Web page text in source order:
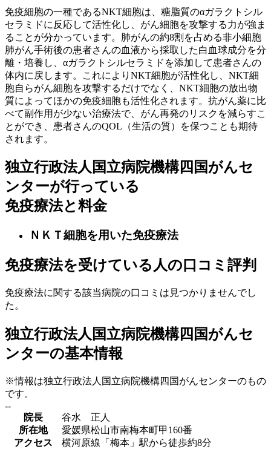
免疫細胞の一種であるNKT細胞は、糖脂質のαガラクトシル
セラミドに反応して活性化し、がん細胞を攻撃する力が強ま
ることが分かっています。肺がんの約8割を占める非小細胞
肺がん手術後の患者さんの血液から採取した白血球成分を分
離・培養し、αガラクトシルセラミドを添加して患者さんの
体内に戻します。これによりNKT細胞が活性化し、NKT細
胞自らがん細胞を攻撃するだけでなく、NKT細胞の放出物
質によってほかの免疫細胞も活性化されます。抗がん薬に比
べて副作用が少ない治療法で、がん再発のリスクを減らすこ
とができ、患者さんのQOL（生活の質）を保つことも期待
されます。
独立行政法人国立病院機構四国がんセ
ンターが行っている
免疫療法と料金
ＮＫＴ細胞を用いた免疫療法
免疫療法を受けている人の口コミ評判
免疫療法に関する該当病院の口コミは見つかりませんでし
た。
独立行政法人国立病院機構四国がんセ
ンターの基本情報
※情報は独立行政法人国立病院機構四国がんセンターのもの
です。
--
院長
谷水 正人
所在地
愛媛県松山市南梅本町甲160番
アクセス
横河原線「梅本」駅から徒歩約8分